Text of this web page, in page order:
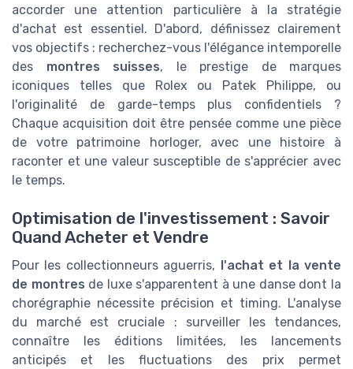
accorder une attention particulière à la stratégie
d'achat est essentiel. D'abord, définissez clairement
vos objectifs : recherchez-vous l'élégance intemporelle
des montres suisses, le prestige de marques
iconiques telles que Rolex ou Patek Philippe, ou
l'originalité de garde-temps plus confidentiels ?
Chaque acquisition doit être pensée comme une pièce
de votre patrimoine horloger, avec une histoire à
raconter et une valeur susceptible de s'apprécier avec
le temps.
Optimisation de l'investissement : Savoir
Quand Acheter et Vendre
Pour les collectionneurs aguerris,
l'achat et la vente
de montres de luxe s'apparentent à une danse dont la
chorégraphie nécessite précision et timing. L'analyse
du marché est cruciale : surveiller les tendances,
connaître les éditions limitées, les lancements
anticipés et les fluctuations des prix permet